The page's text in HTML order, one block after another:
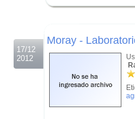
17/12
2012
Moray -